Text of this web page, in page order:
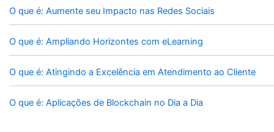
O que é: Aumente seu Impacto nas Redes Sociais
O que é: Ampliando Horizontes com eLearning
O que é: Atingindo a Excelência em Atendimento ao Cliente
O que é: Aplicações de Blockchain no Dia a Dia